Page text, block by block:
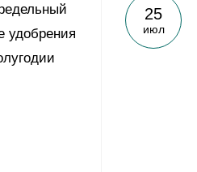
удобрения
25
июл